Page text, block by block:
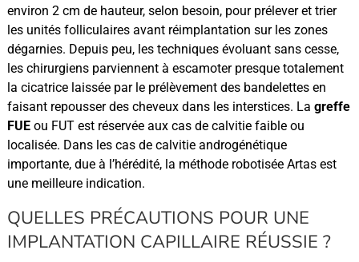
environ 2 cm de hauteur, selon besoin, pour prélever et trier
les unités folliculaires avant réimplantation sur les zones
dégarnies. Depuis peu, les techniques évoluant sans cesse,
les chirurgiens parviennent à escamoter presque totalement
la cicatrice laissée par le prélèvement des bandelettes en
faisant repousser des cheveux dans les interstices. La greffe
FUEou FUT est réservée aux cas de calvitie faible ou
localisée. Dans les cas de calvitie androgénétique
importante, due à l’hérédité, la méthode robotisée Artas est
une meilleure indication.
QUELLES PRÉCAUTIONS POUR UNE
IMPLANTATION CAPILLAIRE RÉUSSIE ?